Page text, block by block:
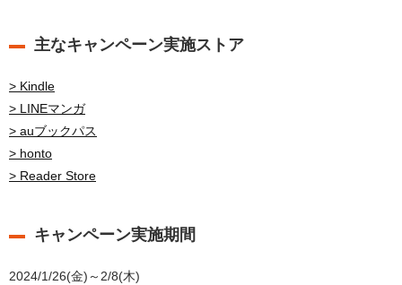
主なキャンペーン実施ストア
> Kindle
> LINEマンガ
> auブックパス
> honto
> Reader Store
キャンペーン実施期間
2024/1/26(金)～2/8(木)